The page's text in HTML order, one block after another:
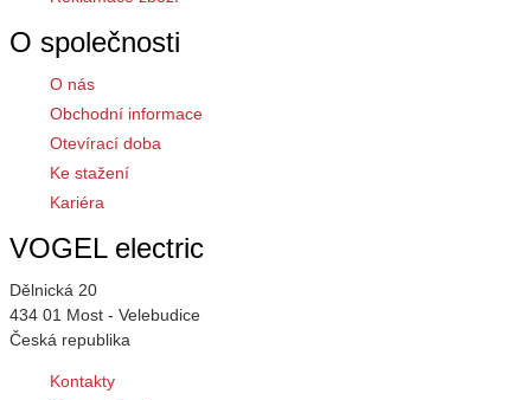
O společnosti
O nás
Obchodní informace
Otevírací doba
Ke stažení
Kariéra
VOGEL electric
Dělnická 20
434 01 Most - Velebudice
Česká republika
Kontakty